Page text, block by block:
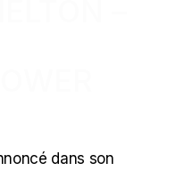
dans son